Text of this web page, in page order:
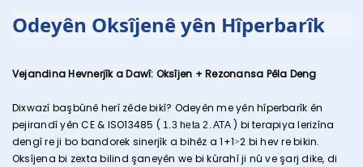
Odeyên Oksîjenê yên Hîperbarîk
Vejandina Hevnerjîk a Dawî: Oksîjen + Rezonansa Pêla Deng
Dixwazî ​​​​başbûnê herî zêde bikî? Odeyên me yên hîperbarîk ên
pejirandî yên CE & ISO13485 ( 1.3 heta 2. ATA) bi terapiya lerizîna
dengî re ji bo bandorek sinerjîk a bihêz a 1+1>2 bi hev re bikin.
Oksîjena bi zexta bilind şaneyên we bi kûrahî ji nû ve şarj dike, di